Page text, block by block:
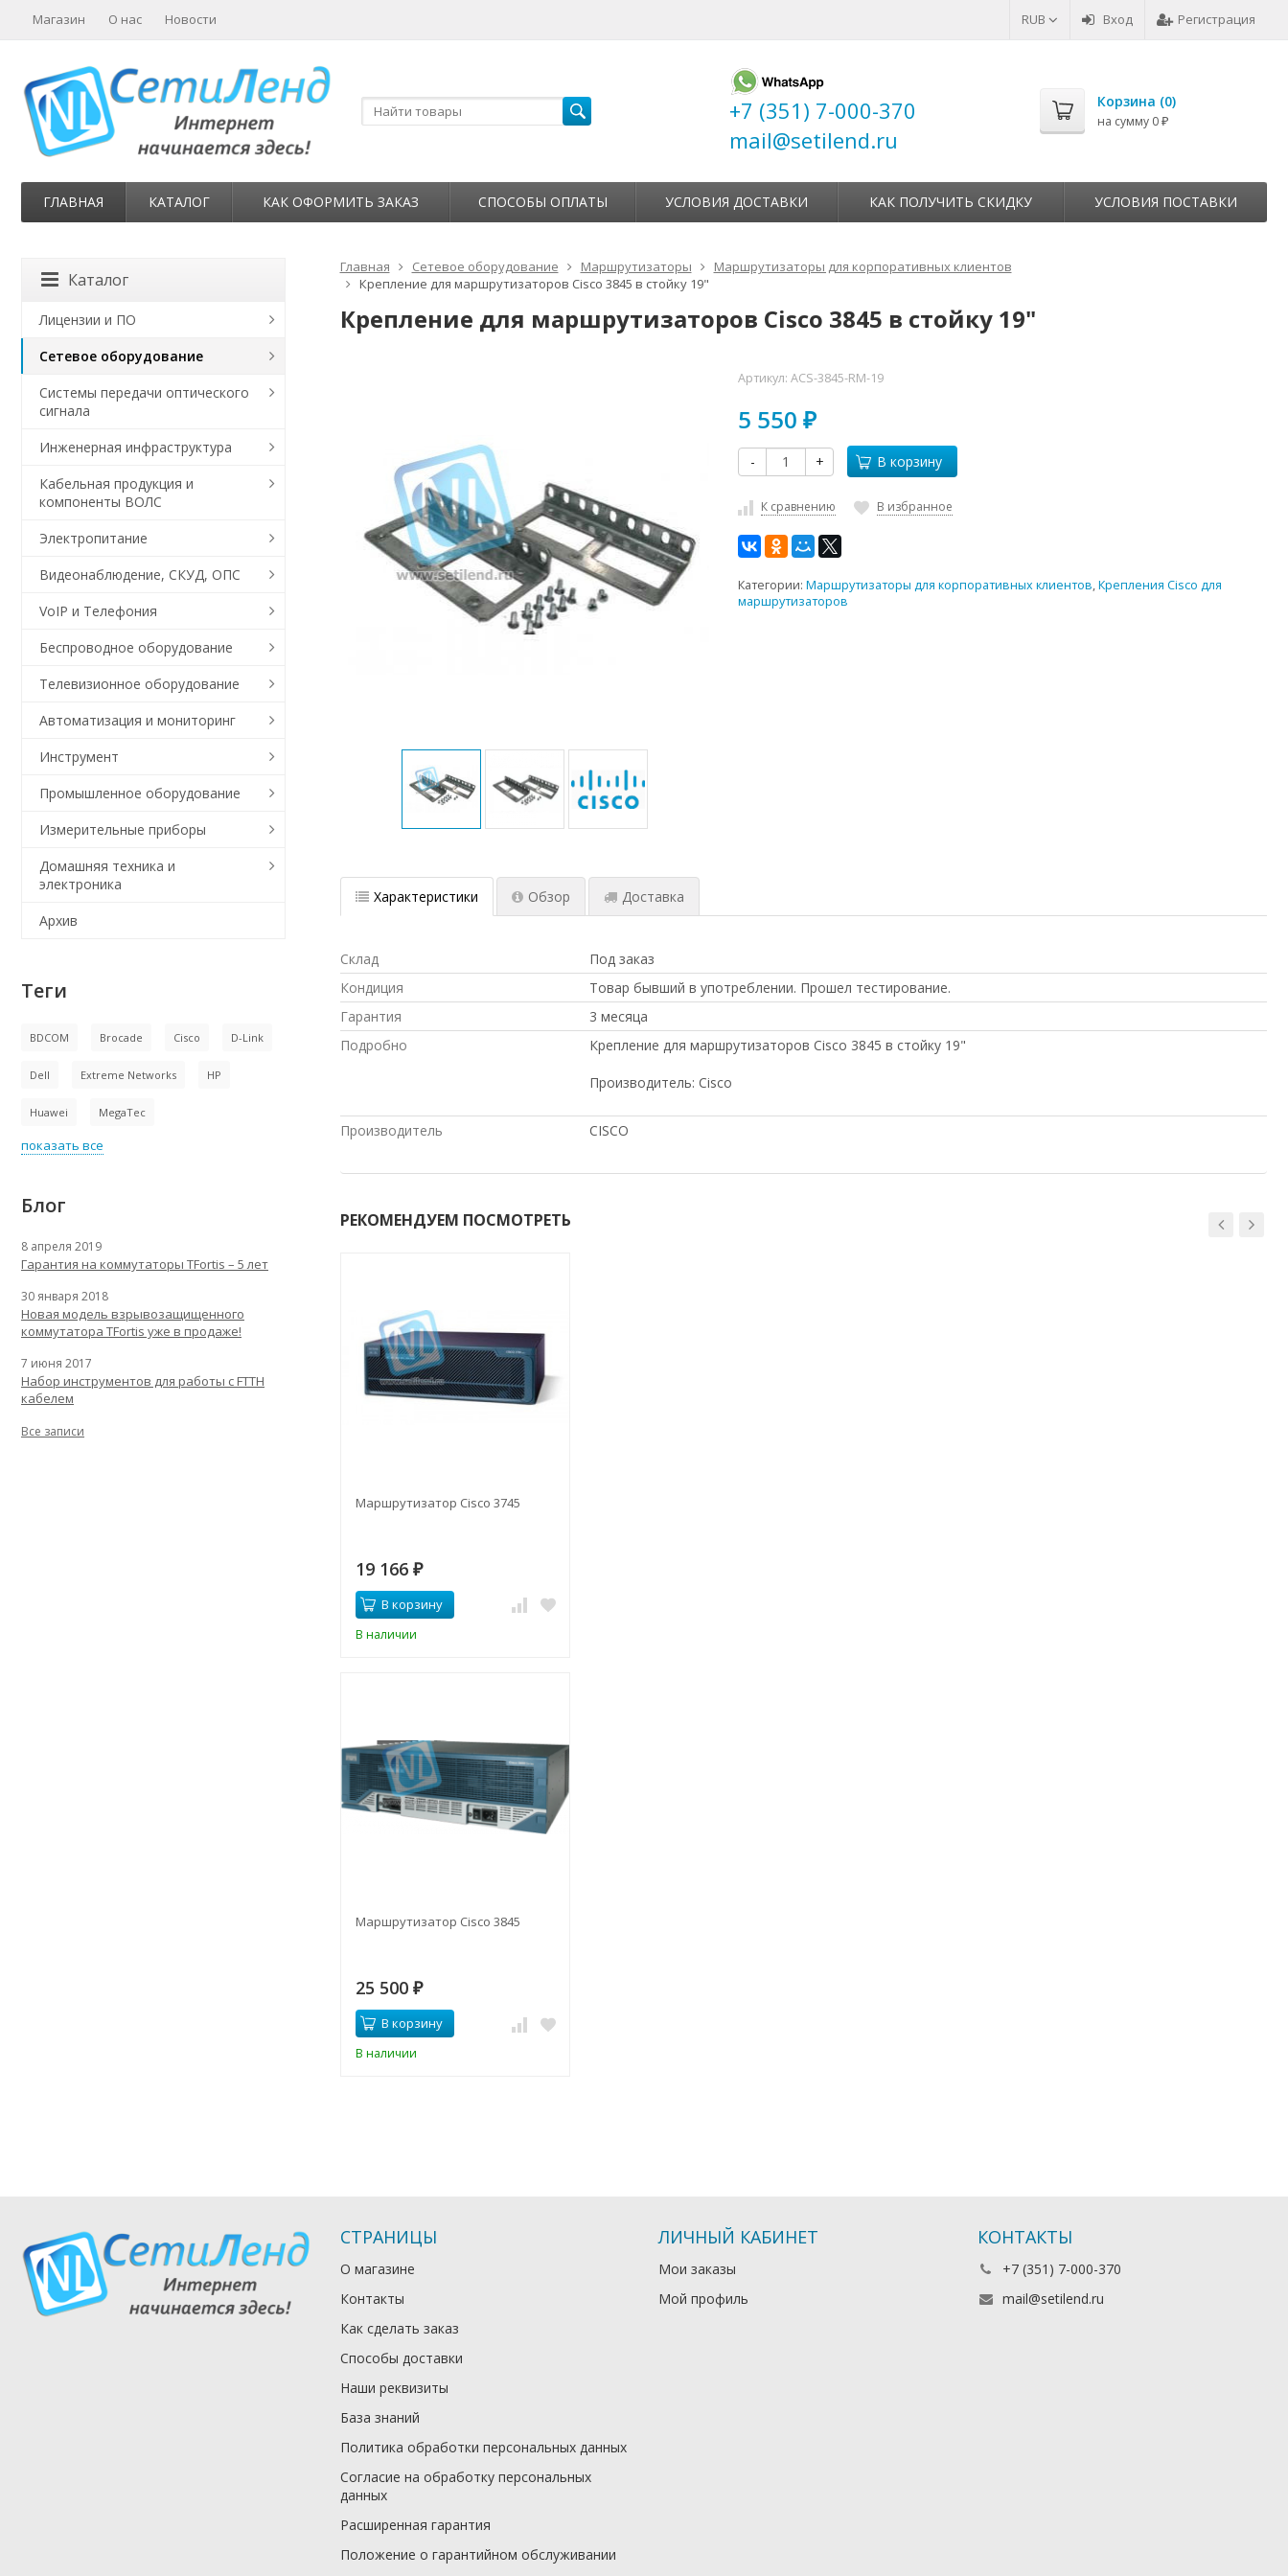
RUB Вход Регистрация
Магазин О нас Новости
+7 (351) 7-000-370
mail@setilend.ru
Корзина (0)
на сумму 0 ₽
ГЛАВНАЯ КАТАЛОГ КАК ОФОРМИТЬ ЗАКАЗ СПОСОБЫ ОПЛАТЫ УСЛОВИЯ ДОСТАВКИ КАК ПОЛУЧИТЬ СКИДКУ УСЛОВИЯ ПОСТАВКИ
Главная Сетевое оборудование Маршрутизаторы
Маршрутизаторы для корпоративных клиентов
Крепление для маршрутизаторов Cisco 3845 в стойку 19"
Крепление для маршрутизаторов Cisco 3845 в стойку 19"
Артикул:ACS-3845-RM-19
5 550₽
- + В корзину
К сравнению В избранное
Категории:Маршрутизаторы для корпоративных клиентов,Крепления Cisco для
маршрутизаторов
Характеристики Обзор Доставка
Склад
Под заказ
Кондиция
Товар бывший в употреблении. Прошел тестирование.
Гарантия
3 месяца
Подробно
Крепление для маршрутизаторов Cisco 3845 в стойку 19"
Производитель: Сisco
Производитель CISCO
РЕКОМЕНДУЕМ ПОСМОТРЕТЬ
Маршрутизатор Cisco 3745
19 166 ₽
В корзину
В наличии
Маршрутизатор Cisco 3845
25 500 ₽
В корзину
В наличии
Каталог
Лицензии и ПО
Сетевое оборудование
Системы передачи оптического
сигнала
Инженерная инфраструктура
Кабельная продукция и
компоненты ВОЛС
Электропитание
Видеонаблюдение, СКУД, ОПС
VoIP и Телефония
Беспроводное оборудование
Телевизионное оборудование
Автоматизация и мониторинг
Инструмент
Промышленное оборудование
Измерительные приборы
Домашняя техника и
электроника
Архив
Теги
BDCOM Brocade Cisco D-Link
Dell Extreme Networks HP
Huawei MegaTec
показать все
Блог
8 апреля 2019
Гарантия на коммутаторы TFortis – 5 лет
30 января 2018
Новая модель взрывозащищенного
коммутатора TFortis уже в продаже!
7 июня 2017
Набор инструментов для работы с FTTH
кабелем
Все записи
СТРАНИЦЫ
О магазине
Контакты
Как сделать заказ
Способы доставки
Наши реквизиты
База знаний
Политика обработки персональных данных
Согласие на обработку персональных
данных
Расширенная гарантия
Положение о гарантийном обслуживании
ЛИЧНЫЙ КАБИНЕТ
Мои заказы
Мой профиль
КОНТАКТЫ
+7 (351) 7-000-370
mail@setilend.ru